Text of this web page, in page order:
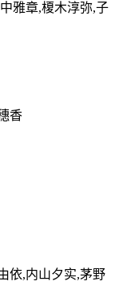
雅章,榎木淳弥,子
香
依,内山夕实,茅野